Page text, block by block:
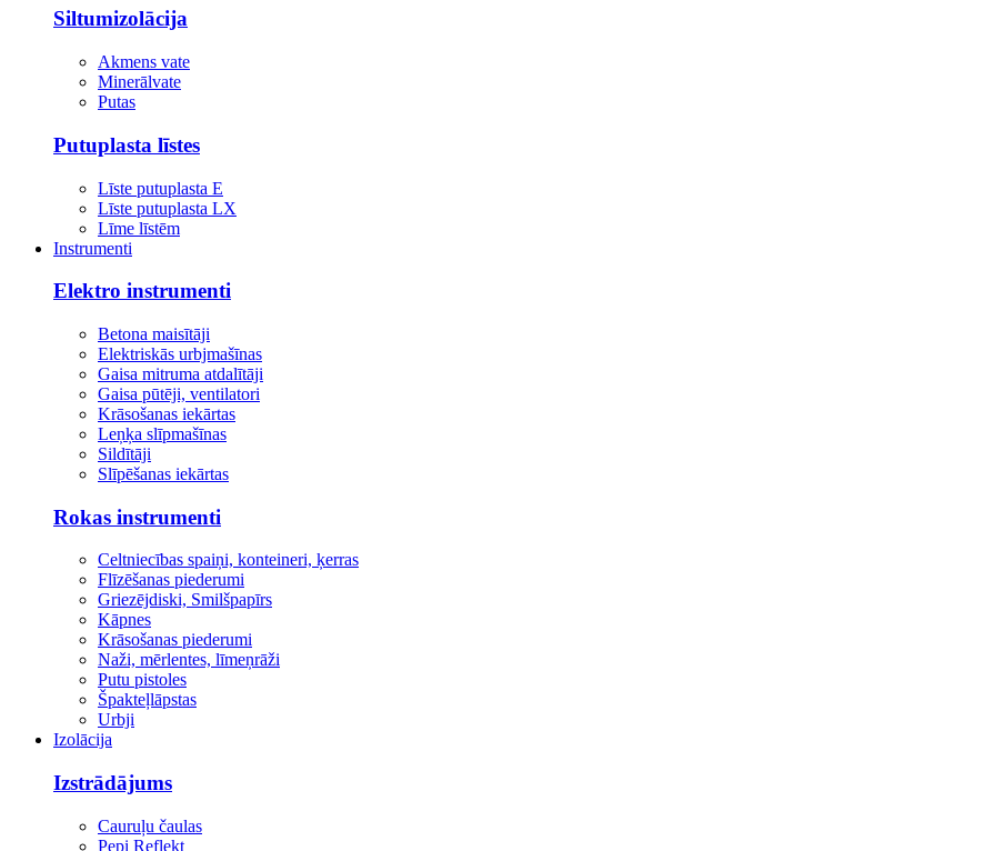
Siltumizolācija
Akmens vate
Minerālvate
Putas
Putuplasta līstes
Līste putuplasta E
Līste putuplasta LX
Līme līstēm
Instrumenti
Elektro instrumenti
Betona maisītāji
Elektriskās urbjmašīnas
Gaisa mitruma atdalītāji
Gaisa pūtēji, ventilatori
Krāsošanas iekārtas
Leņķa slīpmašīnas
Sildītāji
Slīpēšanas iekārtas
Rokas instrumenti
Celtniecības spaiņi, konteineri, ķerras
Flīzēšanas piederumi
Griezējdiski, Smilšpapīrs
Kāpnes
Krāsošanas piederumi
Naži, mērlentes, līmeņrāži
Putu pistoles
Špakteļlāpstas
Urbji
Izolācija
Izstrādājums
Cauruļu čaulas
Pepi Reflekt